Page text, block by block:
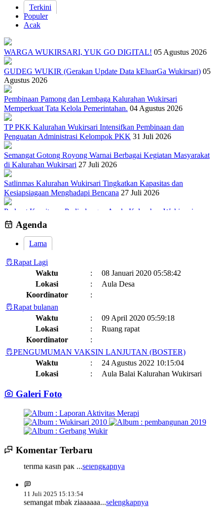
Terkini
Populer
Acak
WARGA WUKIRSARI, YUK GO DIGITAL! 05 Agustus 2026
GUDEG WUKIR (Gerakan Update Data kEluarGa Wukirsari) 05
Agustus 2026
Pembinaan Pamong dan Lembaga Kalurahan Wukirsari
Memperkuat Tata Kelola Pemerintahan. 04 Agustus 2026
TP PKK Kalurahan Wukirsari Intensifkan Pembinaan dan
Penguatan Administrasi Kelompok PKK 31 Juli 2026
Semangat Gotong Royong Warnai Berbagai Kegiatan Masyarakat
di Kalurahan Wukirsari 27 Juli 2026
Satlinmas Kalurahan Wukirsari Tingkatkan Kapasitas dan
Kesiapsiagaan Menghadapi Bencana 27 Juli 2026
Perkuat Komitmen Perlindungan Anak, Kalurahan Wukirsari
Menggelar Sosialisasi dan Outbond Desa Ramah Anak
Sumber Hayati dan Non Hayati 10 November 2021
Kronologi Erupsi Merapi tanggal 5 November 2010
Kegiatan Positif Di Bulan Puasa, Karang Taruna Wukirsari Berbagi
Takjil Kepada Para Pengendara
Agenda
Lama
Rapat Lagi
Waktu
:
08 Januari 2020 05:58:42
Lokasi
:
Aula Desa
Koordinator
:
Rapat bulanan
Waktu
:
09 April 2020 05:59:18
Lokasi
:
Ruang rapat
Koordinator
:
PENGUMUMAN VAKSIN LANJUTAN (BOSTER)
Waktu
:
24 Agustus 2022 10:15:04
Lokasi
:
Aula Balai Kalurahan Wukirsari
Jadwal dan Agenda Sisir Adminduk Kalurahan Wukirsari
Waktu
:
03 Februari 2023 08:44:13
Lokasi
:
Sisir Adminduk Kalurahan Wukirsari, Kapanewon Cangkringan
Waktu
:
02 Mei 2024 10:24:40
Koordinator
Pekan Olahraga Kalurahan Wukirsari Tahun 2024 Segera
Galeri Foto
Komentar Terbaru
14 Juli 2025 14:17:22
terima kasih pak ...selengkapnya
11 Juli 2025 15:13:54
semangat mbak ziaaaaaa...